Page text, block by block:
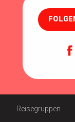
Reisegruppen